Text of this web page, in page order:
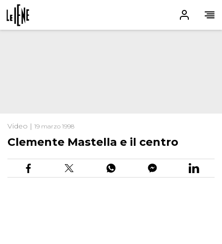
Video | 19 marzo 1998
Clemente Mastella e il centro